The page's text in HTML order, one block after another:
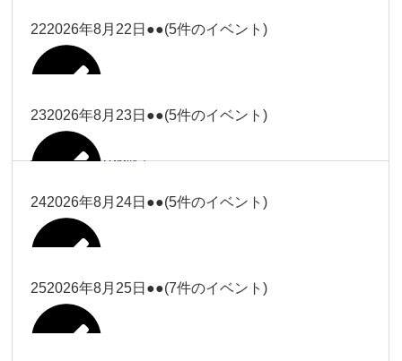
2026年8月9日
19時）
Close Close
2026年8月9日
院長
院長
2026年8月11日
Close Close
院長
2026年8月11日
関谷（17-
19時）
関谷（17-19時）
院長
Close Close
2026年8月14日
関谷（17-
Close
関谷（17-19時）
2026年8月14日
Close
武井
2026年8月15日
関谷（17-
Close
関谷（17-19時）
武井(9時ー
Close
武井(9時ー18時)
2026年8月16日
無題のイベ
2026年8月17日
小林
小林
大西（9時
ー18時）
Close Close
大西（9時ー18時）
2026年8月18日
小林
塩川
Close Close
塩川
2026年8月19日
冨田
Close Close
塩川
2026年8月20日
塩川
塩川
松本（9時
ー18時）
Close Close
222026年8月22日 ●●(5件のイベント)
冨田（9時
Close Close
冨田（9時ー18時）
2026年8月22日
232026年8月23日 ●●(5件のイベント)
小林
小林
242026年8月24日 ●●(5件のイベント)
大西
252026年8月25日 ●●(7件のイベント)